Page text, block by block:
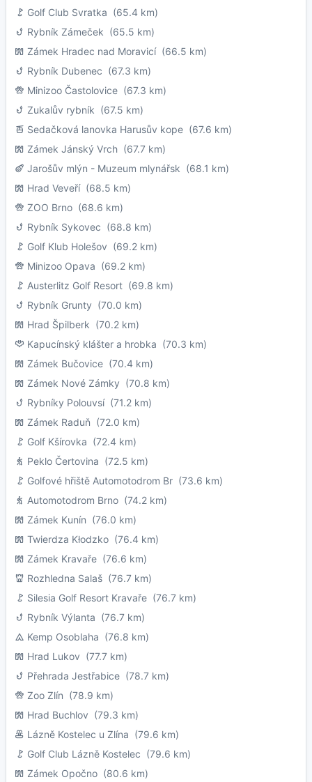
Golf Club Svratka (65.4 km)
Rybník Zámeček (65.5 km)
Zámek Hradec nad Moravicí(66.5 km)
Rybník Dubenec (67.3 km)
Minizoo Častolovice (67.3 km)
Zukalův rybník (67.5 km)
Sedačková lanovka Harusův kope (67.6 km)
Zámek Jánský Vrch (67.7 km)
Jarošův mlýn - Muzeum mlynářsk (68.1 km)
Hrad Veveří(68.5 km)
ZOO Brno (68.6 km)
Rybník Sykovec (68.8 km)
Golf Klub Holešov (69.2 km)
Minizoo Opava (69.2 km)
Austerlitz Golf Resort (69.8 km)
Rybník Grunty (70.0 km)
Hrad Špilberk (70.2 km)
Kapucínský klášter a hrobka (70.3 km)
Zámek Bučovice (70.4 km)
Zámek Nové Zámky (70.8 km)
Rybníky Polouvsí(71.2 km)
Zámek Raduň (72.0 km)
Golf Kšírovka (72.4 km)
Peklo Čertovina (72.5 km)
Golfové hřiště Automotodrom Br (73.6 km)
Automotodrom Brno (74.2 km)
Zámek Kunín (76.0 km)
Twierdza Kłodzko (76.4 km)
Zámek Kravaře (76.6 km)
Rozhledna Salaš (76.7 km)
Silesia Golf Resort Kravaře (76.7 km)
Rybník Výlanta (76.7 km)
Kemp Osoblaha (76.8 km)
Hrad Lukov (77.7 km)
Přehrada Jestřabice (78.7 km)
Zoo Zlín (78.9 km)
Hrad Buchlov (79.3 km)
Lázně Kostelec u Zlína (79.6 km)
Golf Club Lázně Kostelec (79.6 km)
Zámek Opočno (80.6 km)